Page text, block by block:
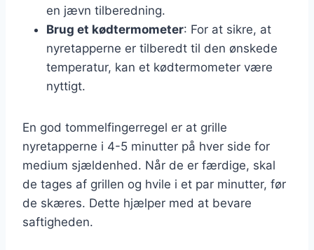
en jævn tilberedning.
Brug et kødtermometer: For at sikre, at
nyretapperne er tilberedt til den ønskede
temperatur, kan et kødtermometer være
nyttigt.
En god tommelfingerregel er at grille
nyretapperne i 4-5 minutter på hver side for
medium sjældenhed. Når de er færdige, skal
de tages af grillen og hvile i et par minutter, før
de skæres. Dette hjælper med at bevare
saftigheden.